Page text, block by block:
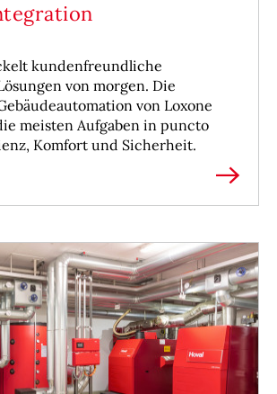
kundenfreundliche
von morgen. Die
von Loxone
meisten Aufgaben in puncto
Komfort und Sicherheit.